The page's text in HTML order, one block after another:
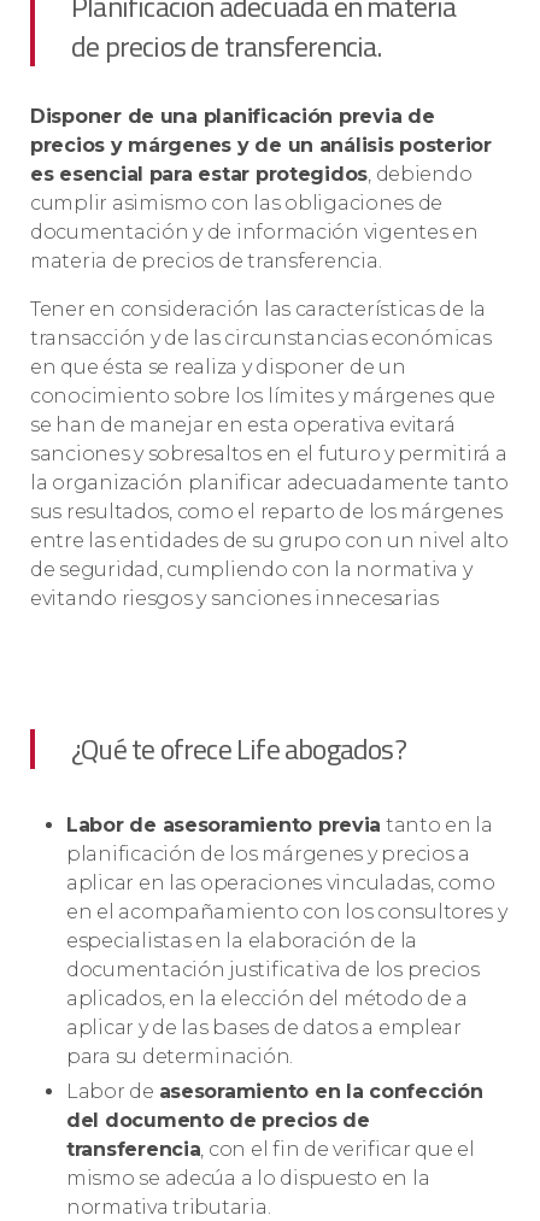
de precios de transferencia.
Disponer de una planificación previa de
precios y márgenes y de un análisis posterior
es esencial para estar protegidos, debiendo
cumplir asimismo con las obligaciones de
documentación y de información vigentes en
materia de precios de transferencia.
Tener en consideración las características de la
transacción y de las circunstancias económicas
en que ésta se realiza y disponer de un
conocimiento sobre los límites y márgenes que
se han de manejar en esta operativa evitará
sanciones y sobresaltos en el futuro y permitirá a
la organización planificar adecuadamente tanto
sus resultados, como el reparto de los márgenes
entre las entidades de su grupo con un nivel alto
de seguridad, cumpliendo con la normativa y
evitando riesgos y sanciones innecesarias
¿Qué te ofrece Life abogados?
Labor de asesoramiento previa tanto en la
planificación de los márgenes y precios a
aplicar en las operaciones vinculadas, como
en el acompañamiento con los consultores y
especialistas en la elaboración de la
documentación justificativa de los precios
aplicados, en la elección del método de a
aplicar y de las bases de datos a emplear
para su determinación.
Labor de asesoramiento en la confección
del documento de precios de
transferencia, con el fin de verificar que el
mismo se adecúa a lo dispuesto en la
normativa tributaria.